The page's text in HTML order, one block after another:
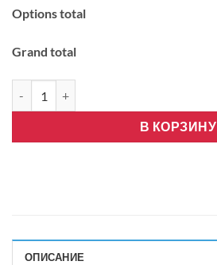
Options total
Grand total
В КОРЗИНУ
ОПИСАНИЕ